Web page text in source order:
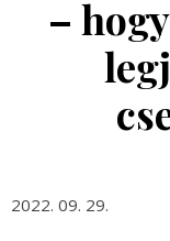
–
2022. 09. 29.